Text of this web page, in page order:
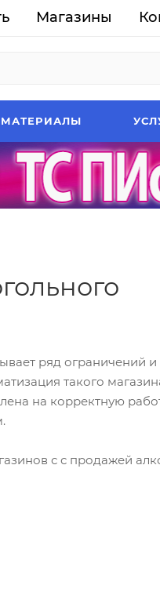
Магазины
ряд ограничений и
такого
на корректную
с с продажей